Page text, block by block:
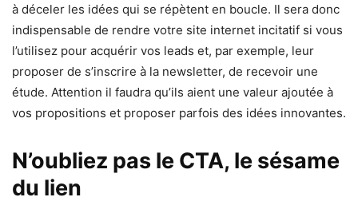
à déceler les idées qui se répètent en boucle. Il sera donc
indispensable de rendre votre site internet incitatif si vous
l’utilisez pour acquérir vos leads et, par exemple, leur
proposer de s’inscrire à la newsletter, de recevoir une
étude. Attention il faudra qu’ils aient une valeur ajoutée à
vos propositions et proposer parfois des idées innovantes.
N’oubliez pas le CTA, le sésame
du lien